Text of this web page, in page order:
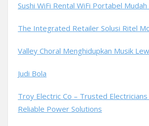
Sushi WiFi Rental WiFi Portabel
The Integrated Retailer Solusi Ritel
Valley Choral Menghidupkan Musik
Judi Bola
Troy Electric Co – Trusted
Reliable Power Solutions